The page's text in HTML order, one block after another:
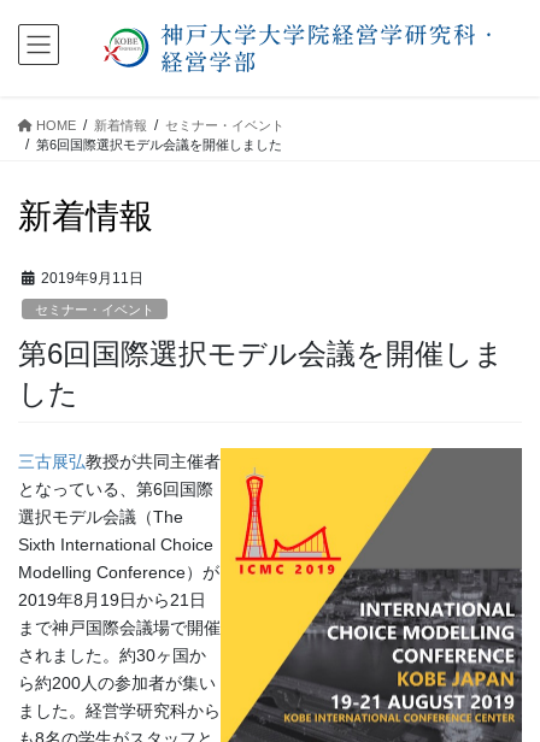
HOME 新着情報
セミナー・イベント
第6回国際選択モデル会議を開催しました
新着情報
2019年9月11日
セミナー・イベント
第6回国際選択モデル会議を開催しま
した
三古展弘教授が共同主催者
となっている、第6回国際
選択モデル会議（The
Sixth International Choice
Modelling Conference）が
2019年8月19日から21日
まで神戸国際会議場で開催
されました。約30ヶ国か
ら約200人の参加者が集い
ました。経営学研究科から
も8名の学生がスタッフと